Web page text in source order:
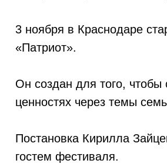
3 ноября в Краснодаре
«Патриот».
Он создан для того, чтобы
ценностях через темы
Постановка Кирилла
гостем фестиваля.